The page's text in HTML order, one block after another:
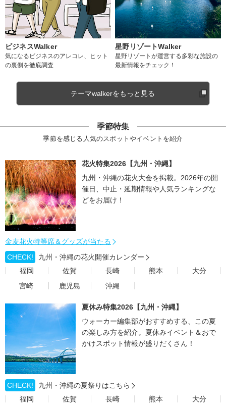
ビジネスWalker
気になるビジネスのアレコレ、ヒット
の裏側を徹底調査
星野リゾートWalker
星野リゾートが運営する多彩な施設の
最新情報をチェック！
テーマwalkerをもっと見る
季節特集
季節を感じる人気のスポットやイベントを紹介
花火特集2026【九州・沖縄】
九州・沖縄の花火大会を掲載。2026年の開
催日、中止・延期情報や人気ランキングな
どをお届け！
金麦花火特等席＆グッズが当たる
CHECK!
九州・沖縄の花火開催カレンダー
福岡
佐賀 長崎 熊本
大分
宮崎
鹿児島 沖縄
夏休み特集2026【九州・沖縄】
ウォーカー編集部がおすすめする、この夏
の楽しみ方を紹介。夏休みイベント＆おで
かけスポット情報が盛りだくさん！
CHECK!
九州・沖縄の夏祭りはこちら
福岡
佐賀 長崎 熊本
大分